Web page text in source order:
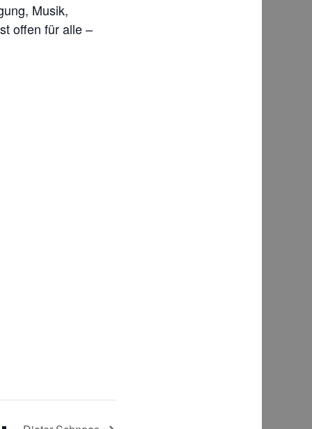
Musik,
offen für alle –